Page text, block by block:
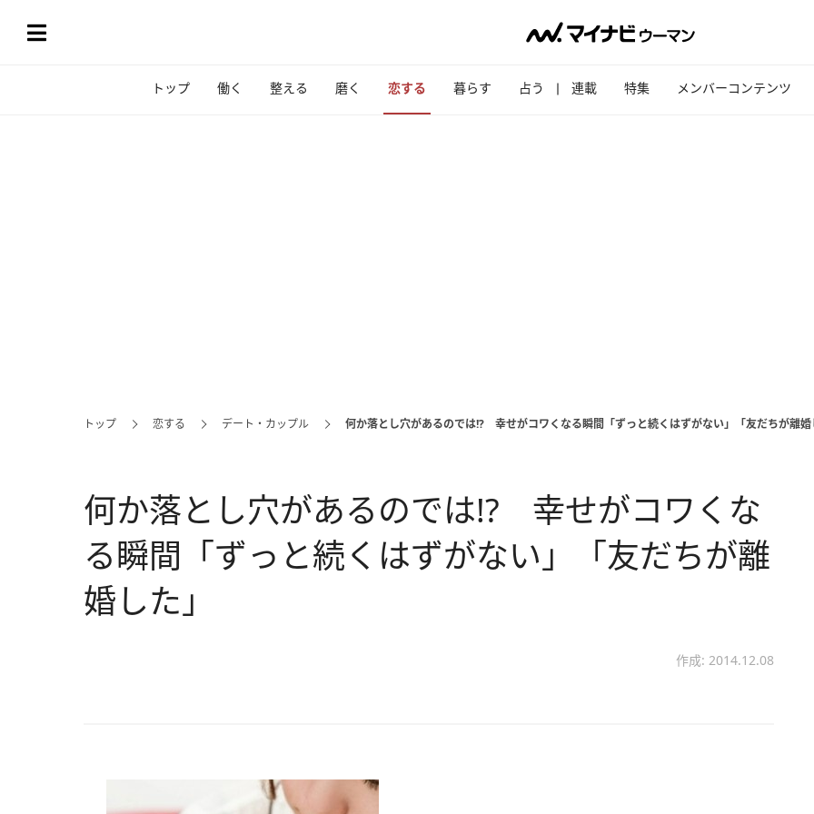
トップ 働く 整える 磨く 恋する 暮らす 占う 連載 特集 メンバーコンテンツ
トップ 恋する デート・カップル 何か落とし穴があるのでは!? 幸せがコワくなる瞬間「ずっと続くはずがない」「友だちが離婚
何か落とし穴があるのでは!? 幸せがコワくな
る瞬間「ずっと続くはずがない」「友だちが離
婚した」
作成: 2014.12.08